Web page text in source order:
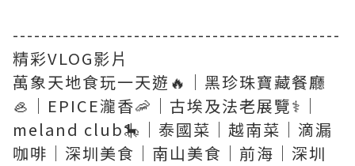
----------------------------------------------
精彩VLOG影片
萬象天地食玩一天遊🔥｜黑珍珠寶藏餐廳
🦪｜EPICE瀧香🦐｜古埃及法老展覽⚕️｜
meland club🎠｜泰國菜｜越南菜｜滴漏
咖啡｜深圳美食｜南山美食｜前海｜深圳